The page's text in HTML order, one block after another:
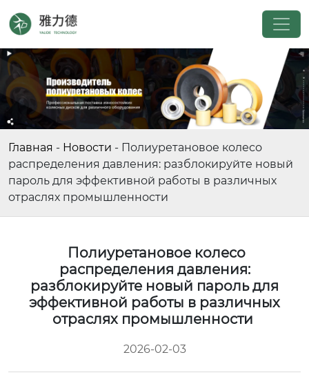
Главная - Новости - Полиуретановое колесо
распределения давления: разблокируйте новый
пароль для эффективной работы в различных
отраслях промышленности
Полиуретановое колесо
распределения давления:
разблокируйте новый пароль для
эффективной работы в различных
отраслях промышленности
2026-02-03